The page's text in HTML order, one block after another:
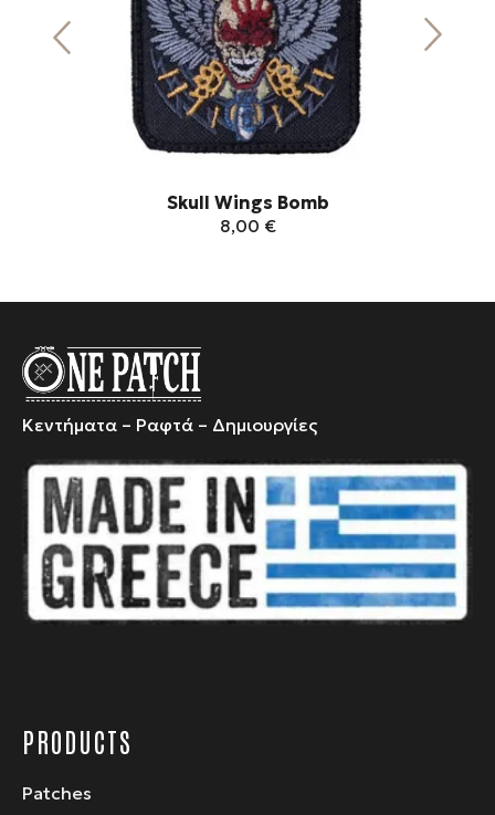
Skull Wings Bomb
8,00 €
Οι
μπορούν
να
επιλεγούν
στη
σελίδα
του
Κεντήματα – Ραφτά – Δημιουργίες
PRODUCTS
Patches